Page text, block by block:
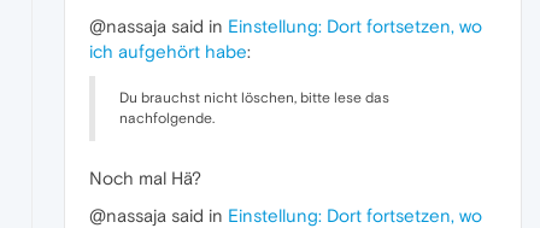
@nassaja said in Einstellung: Dort fortsetzen, wo
ich aufgehört habe:
Du brauchst nicht löschen, bitte lese das
nachfolgende.
Noch mal Hä?
@nassaja said in Einstellung: Dort fortsetzen, wo